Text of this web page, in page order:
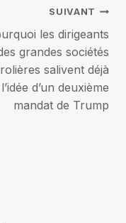
SUIVANT
les dirigeants
grandes sociétés
salivent déjà
d’un deuxième
mandat de Trump